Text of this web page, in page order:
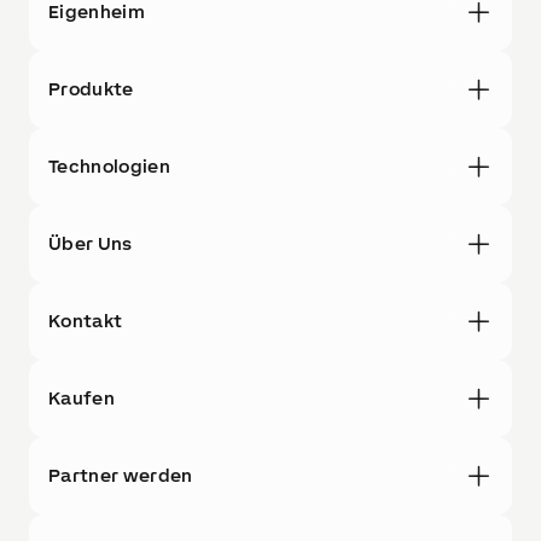
Eigenheim
Produkte
Technologien
Über Uns
Kontakt
Kaufen
Partner werden